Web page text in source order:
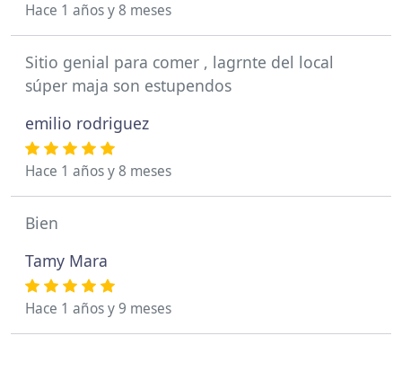
Hace 1 años y 8 meses
Sitio genial para comer , lagrnte del local
súper maja son estupendos
emilio rodriguez
Hace 1 años y 8 meses
Bien
Tamy Mara
Hace 1 años y 9 meses